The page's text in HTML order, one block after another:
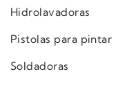
Hidrolavadoras
Pistolas para pintar
Soldadoras